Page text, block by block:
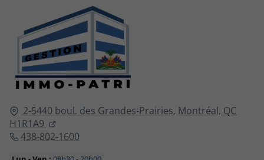
2-5440 boul. des Grandes-Prairies, Montréal, QC
H1R1A9
438-802-1600